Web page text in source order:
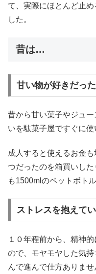
て、実際にほとんど止
した。
昔は…
甘い物が好きだった
昔から甘い菓子やジュ
いを駄菓子屋ですぐに使
成人すると使えるお金
つだったのを箱買いし
も1500mlのペットボト
ストレスを抱えて
１０年程前から、精神
ので、モヤモヤした気
んで進んで仕方ありませ